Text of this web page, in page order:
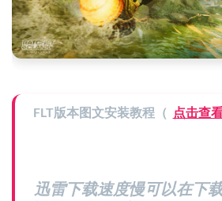
FLT版本图文安装教程（ 点击查
迅雷下载速度慢可以在下